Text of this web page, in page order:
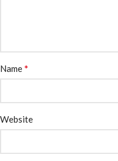
Name*
Website